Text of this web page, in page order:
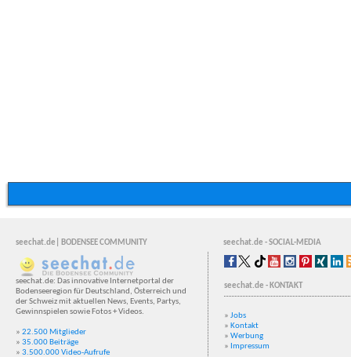
seechat.de| BODENSEE COMMUNITY seechat.de - SOCIAL-MEDIA
seechat.de: Das innovative Internetportal der
Bodenseeregion für Deutschland, Österreich und
der Schweiz mit aktuellen News, Events, Partys,
Gewinnspielen sowie Fotos + Videos.
» 22.500 Mitglieder
» 35.000 Beiträge
» 3.500.000 Video-Aufrufe
seechat.de - KONTAKT
» Jobs
» Kontakt
» Werbung
» Impressum